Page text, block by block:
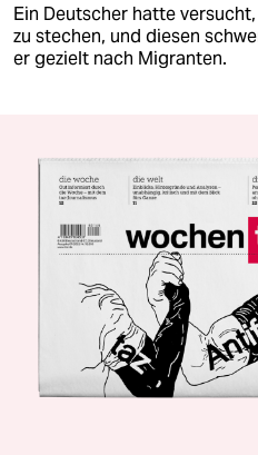
Ein Deutscher hatte
zu stechen, und diesen
er gezielt nach Migranten.